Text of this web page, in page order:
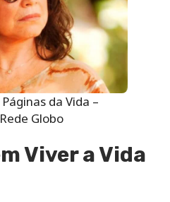
da Vida –
Globo
Viver a Vida